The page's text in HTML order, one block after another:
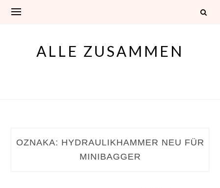
ALLE ZUSAMMEN
OZNAKA: HYDRAULIKHAMMER NEU FÜR
MINIBAGGER